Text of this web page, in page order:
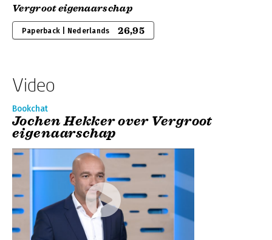
Vergroot eigenaarschap
Paperback | Nederlands 26,95
Video
Bookchat
Jochen Hekker over Vergroot
eigenaarschap